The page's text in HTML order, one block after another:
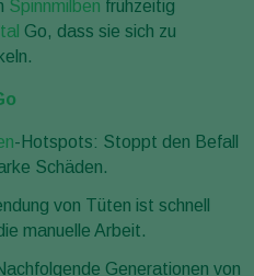
Spinnmilben frühzeitig
Go, dass sie sich zu
-Hotspots: Stoppt den Befall
Schäden.
von Tüten ist schnell
manuelle Arbeit.
Generationen von